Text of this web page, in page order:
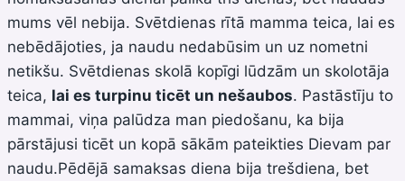
mums vēl nebija. Svētdienas rītā mamma teica, lai es
nebēdājoties, ja naudu nedabūsim un uz nometni
netikšu. Svētdienas skolā kopīgi lūdzām un skolotāja
teica, lai es turpinu ticēt un nešaubos. Pastāstīju to
mammai, viņa palūdza man piedošanu, ka bija
pārstājusi ticēt un kopā sākām pateikties Dievam par
naudu.Pēdējā samaksas diena bija trešdiena, bet